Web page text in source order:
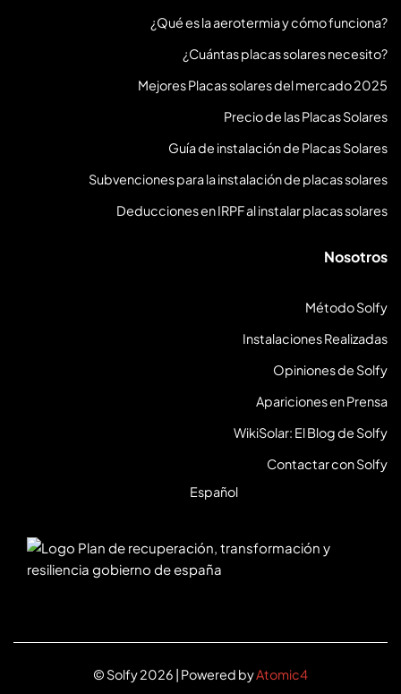
¿Qué es la aerotermia y cómo funciona?
¿Cuántas placas solares necesito?
Mejores Placas solares del mercado 2025
Precio de las Placas Solares
Guía de instalación de Placas Solares
Subvenciones para la instalación de placas solares
Deducciones en IRPF al instalar placas solares
Nosotros
Método Solfy
Instalaciones Realizadas
Opiniones de Solfy
Apariciones en Prensa
WikiSolar: El Blog de Solfy
Contactar con Solfy
Español
© Solfy 2026 | Powered byAtomic4